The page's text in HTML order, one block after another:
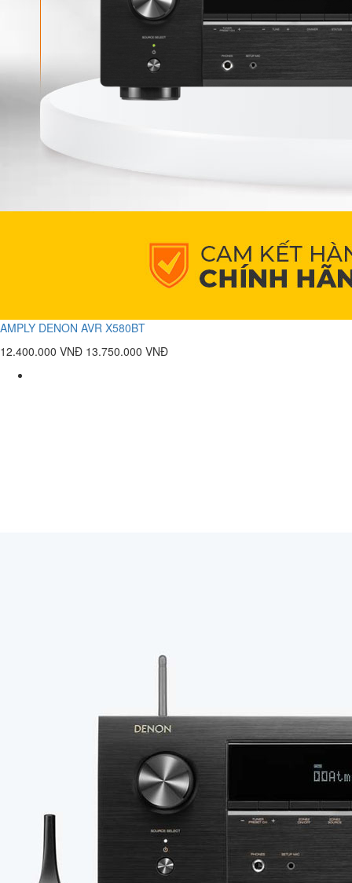
AMPLY DENON AVR X580BT
12.400.000 VNĐ 13.750.000 VNĐ